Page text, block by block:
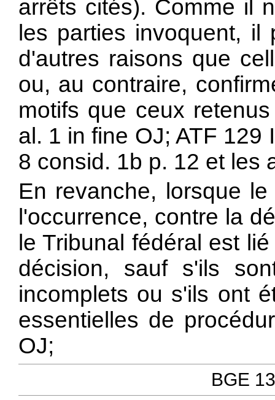
arrêts cités). Comme il
les parties invoquent,
d'autres raisons que
ou, au contraire,
motifs que ceux
al. 1 in fine OJ; ATF
8 consid. 1b p. 12 et les
En revanche, lorsque
l'occurrence, contre la
le Tribunal fédéral est
décision, sauf s'ils
incomplets ou s'ils ont
essentielles de
OJ;
BGE